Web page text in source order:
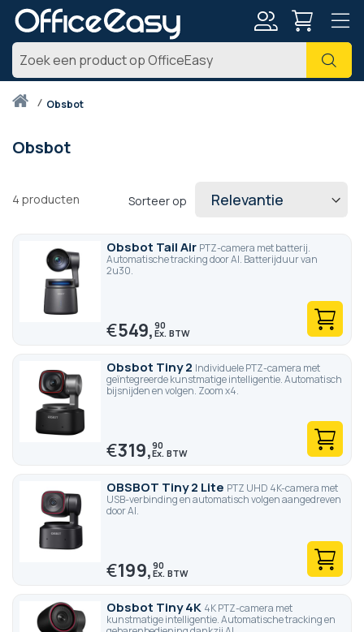
Zoek
Thuisobsbot
Obsbot
4 producten Sorteer op
Obsbot Tail Air PTZ-camera met batterij.
Automatische tracking door AI. Batterijduur van
2u30.
€549,90
Obsbot Tiny 2 Individuele PTZ-camera met
geïntegreerde kunstmatige intelligentie. Automatisch
bijsnijden en volgen. Zoom x4.
€319,90
OBSBOT Tiny 2 Lite PTZ UHD 4K-camera met
USB-verbinding en automatisch volgen aangedreven
door AI.
€199,90
Obsbot Tiny 4K 4K PTZ-camera met
kunstmatige intelligentie. Automatische tracking en